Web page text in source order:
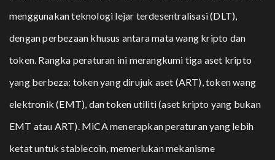
menggunakan teknologi lejar terdesentralisasi (DLT),
dengan perbezaan khusus antara mata wang kripto dan
token. Rangka peraturan ini merangkumi tiga aset kripto
yang berbeza: token yang dirujuk aset (ART), token wang
elektronik (EMT), dan token utiliti (aset kripto yang bukan
EMT atau ART). MiCA menerapkan peraturan yang lebih
ketat untuk stablecoin, memerlukan mekanisme